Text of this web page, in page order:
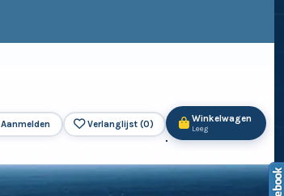
Aanmelden Verlanglijst (0) Winkelwagen
Leeg